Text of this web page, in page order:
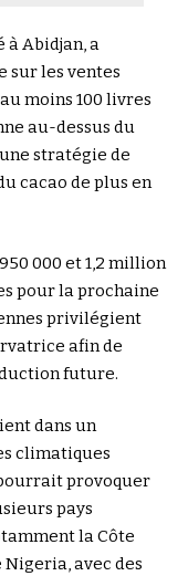
à Abidjan, a
sur les ventes
moins 100 livres
au-dessus du
stratégie de
cacao de plus en
000 et 1,2 million
pour la prochaine
privilégient
afin de
future.
dans un
climatiques
provoquer
pays
la Côte
Nigeria, avec des